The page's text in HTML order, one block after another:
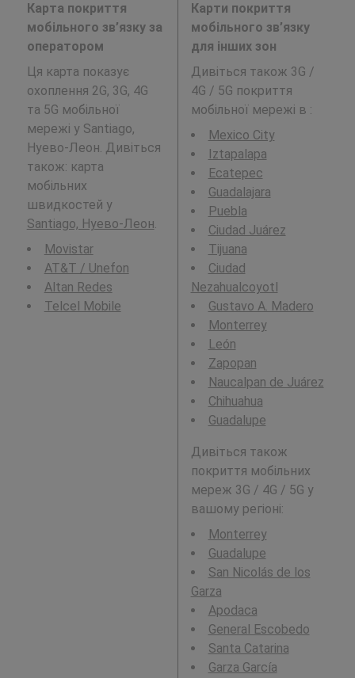
Карта покриття
мобільного зв’язку за
оператором
Ця карта показує
охоплення 2G, 3G, 4G
та 5G мобільної
мережі у Santiago,
Нуево-Леон. Дивіться
також: карта
мобільних
швидкостей у
Santiago, Нуево-Леон.
Movistar
AT&T / Unefon
Altan Redes
Telcel Mobile
Карти покриття
мобільного зв’язку
для інших зон
Дивіться також 3G /
4G / 5G покриття
мобільної мережі в :
Mexico City
Iztapalapa
Ecatepec
Guadalajara
Puebla
Ciudad Juárez
Tijuana
Ciudad
Nezahualcoyotl
Gustavo A. Madero
Monterrey
León
Zapopan
Naucalpan de Juárez
Chihuahua
Guadalupe
Дивіться також
покриття мобільних
мереж 3G / 4G / 5G у
вашому регіоні:
Monterrey
Guadalupe
San Nicolás de los
Garza
Apodaca
General Escobedo
Santa Catarina
Garza García